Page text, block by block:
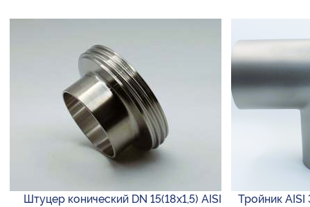
Штуцер конический DN 15(18х1,5) AISI
Тройник